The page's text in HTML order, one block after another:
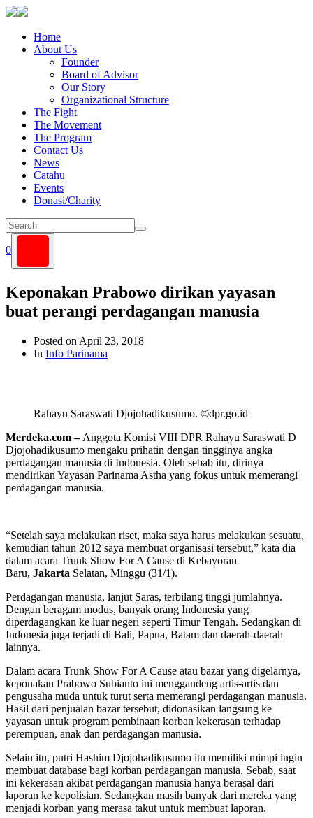
Home
About Us
Founder
Board of Advisor
Our Story
Organizational Structure
The Fight
The Movement
The Program
Contact Us
News
Catahu
Events
Donasi/Charity
0
Keponakan Prabowo dirikan yayasan
buat perangi perdagangan manusia
Posted on April 23, 2018
In Info Parinama
Rahayu Saraswati Djojohadikusumo. ©dpr.go.id
Merdeka.com – Anggota Komisi VIII DPR Rahayu Saraswati D
Djojohadikusumo mengaku prihatin dengan tingginya angka
perdagangan manusia di Indonesia. Oleh sebab itu, dirinya
mendirikan Yayasan Parinama Astha yang fokus untuk memerangi
perdagangan manusia.
“Setelah saya melakukan riset, maka saya harus melakukan sesuatu,
kemudian tahun 2012 saya membuat organisasi tersebut,” kata dia
dalam acara Trunk Show For A Cause di Kebayoran
Baru, Jakarta Selatan, Minggu (31/1).
Perdagangan manusia, lanjut Saras, terbilang tinggi jumlahnya.
Dengan beragam modus, banyak orang Indonesia yang
diperdagangkan ke luar negeri seperti Timur Tengah. Sedangkan di
Indonesia juga terjadi di Bali, Papua, Batam dan daerah-daerah
lainnya.
Dalam acara Trunk Show For A Cause atau bazar yang digelarnya,
keponakan Prabowo Subianto ini menggandeng artis-artis dan
pengusaha muda untuk turut serta memerangi perdagangan manusia.
Hasil dari penjualan bazar tersebut, didonasikan langsung ke
yayasan untuk program pembinaan korban kekerasan terhadap
perempuan, anak dan perdagangan manusia.
Selain itu, putri Hashim Djojohadikusumo itu memiliki mimpi ingin
membuat database bagi korban perdagangan manusia. Sebab, saat
ini kekerasan akibat perdagangan manusia hanya berasal dari
laporan ke kepolisian. Sedangkan masih banyak dari mereka yang
menjadi korban yang merasa takut untuk membuat laporan.